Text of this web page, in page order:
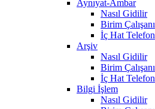
Aynıyat-Ambar
Nasıl Gidilir
Birim Çalışanı
İç Hat Telefon
Arşiv
Nasıl Gidilir
Birim Çalışanı
İç Hat Telefon
Bilgi İşlem
Nasıl Gidilir